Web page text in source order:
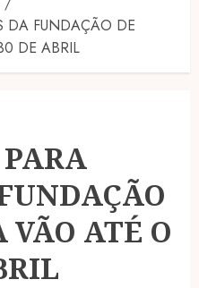
DA FUNDAÇÃO DE
DE ABRIL
VÃO ATÉ O